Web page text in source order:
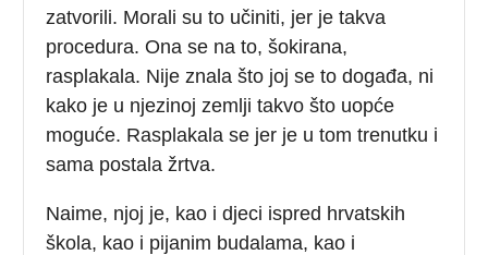
zatvorili. Morali su to učiniti, jer je takva
procedura. Ona se na to, šokirana,
rasplakala. Nije znala što joj se to događa, ni
kako je u njezinoj zemlji takvo što uopće
moguće. Rasplakala se jer je u tom trenutku i
sama postala žrtva.
Naime, njoj je, kao i djeci ispred hrvatskih
škola, kao i pijanim budalama, kao i